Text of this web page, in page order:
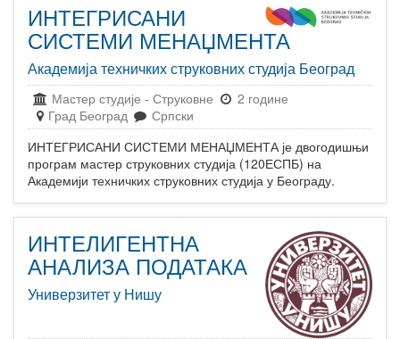
ИНТЕГРИСАНИ
СИСТЕМИ МЕНАЏМЕНТА
Академија техничких струковних студија Београд
Мастер студије - Струковне
2 године
Град Београд
Српски
ИНТЕГРИСАНИ СИСТЕМИ МЕНАЏМЕНТА је двогодишњи
програм мастер струковних студија (120ЕСПБ) на
Академији техничких струковних студија у Београду.
ИНТЕЛИГЕНТНА
АНАЛИЗА ПОДАТАКА
Универзитет у Нишу